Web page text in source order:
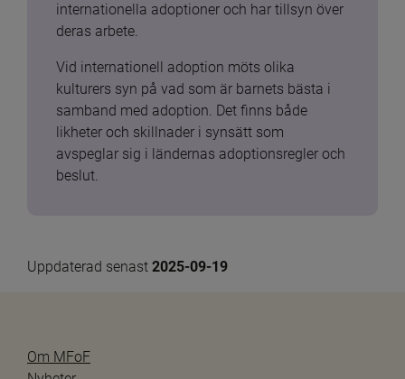
internationella adoptioner och har tillsyn över
deras arbete.
Vid internationell adoption möts olika
kulturers syn på vad som är barnets bästa i
samband med adoption. Det finns både
likheter och skillnader i synsätt som
avspeglar sig i ländernas adoptionsregler och
beslut.
Uppdaterad senast 2025-09-19
Om MFoF